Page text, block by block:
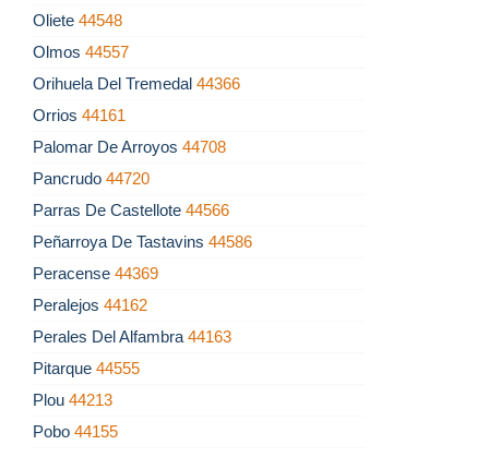
Oliete 44548
Olmos 44557
Orihuela Del Tremedal 44366
Orrios 44161
Palomar De Arroyos 44708
Pancrudo 44720
Parras De Castellote 44566
Peñarroya De Tastavins 44586
Peracense 44369
Peralejos 44162
Perales Del Alfambra 44163
Pitarque 44555
Plou 44213
Pobo 44155